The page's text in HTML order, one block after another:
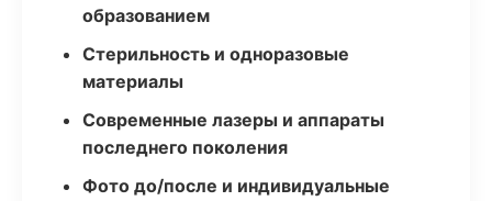
образованием
Стерильность и одноразовые
материалы
Современные лазеры и аппараты
последнего поколения
Фото до/после и индивидуальные